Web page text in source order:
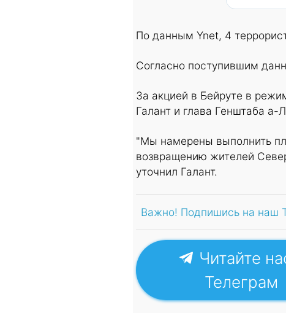
По данным Ynet, 4
Согласно поступившим
За акцией в Бейруте в
Галант и глава Генштаба а-
"Мы намерены выполнить
возвращению жителей
уточнил Галант.
Важно! Подпишись на наш
Читайте
Телеграм